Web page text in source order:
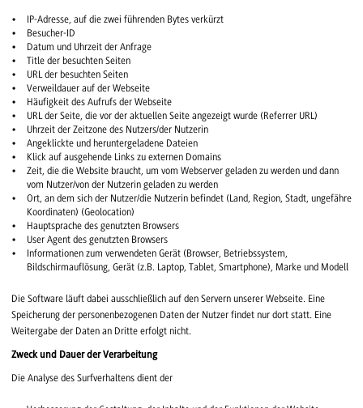
IP-Adresse, auf die zwei führenden Bytes verkürzt
Besucher-ID
Datum und Uhrzeit der Anfrage
Title der besuchten Seiten
URL der besuchten Seiten
Verweildauer auf der Webseite
Häufigkeit des Aufrufs der Webseite
URL der Seite, die vor der aktuellen Seite angezeigt wurde (Referrer URL)
Uhrzeit der Zeitzone des Nutzers/der Nutzerin
Angeklickte und heruntergeladene Dateien
Klick auf ausgehende Links zu externen Domains
Zeit, die die Website braucht, um vom Webserver geladen zu werden und dann
vom Nutzer/von der Nutzerin geladen zu werden
Ort, an dem sich der Nutzer/die Nutzerin befindet (Land, Region, Stadt, ungefähre
Koordinaten) (Geolocation)
Hauptsprache des genutzten Browsers
User Agent des genutzten Browsers
Informationen zum verwendeten Gerät (Browser, Betriebssystem,
Bildschirmauflösung, Gerät (z.B. Laptop, Tablet, Smartphone), Marke und Modell
Die Software läuft dabei ausschließlich auf den Servern unserer Webseite. Eine
Speicherung der personenbezogenen Daten der Nutzer findet nur dort statt. Eine
Weitergabe der Daten an Dritte erfolgt nicht.
Zweck und Dauer der Verarbeitung
Die Analyse des Surfverhaltens dient der